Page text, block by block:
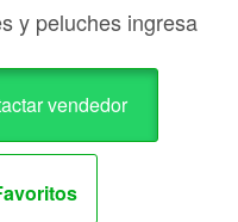
y peluches ingresa
vendedor